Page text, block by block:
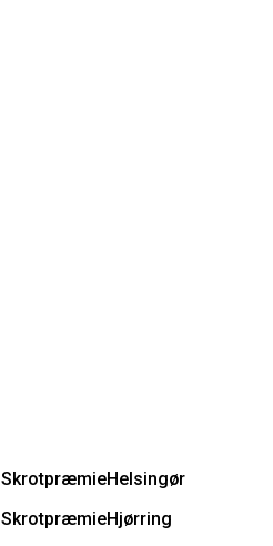
SkrotpræmieHelsingør
SkrotpræmieHjørring